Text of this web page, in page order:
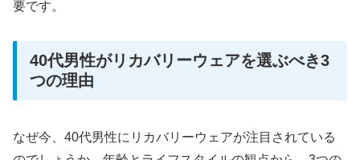
要です。
40代男性がリカバリーウェアを選ぶべき3
つの理由
なぜ今、40代男性にリカバリーウェアが注目されている